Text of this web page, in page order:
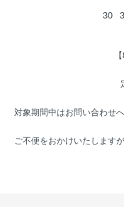
30
対象期間中はお問い合わせ
ご不便をおかけいたします